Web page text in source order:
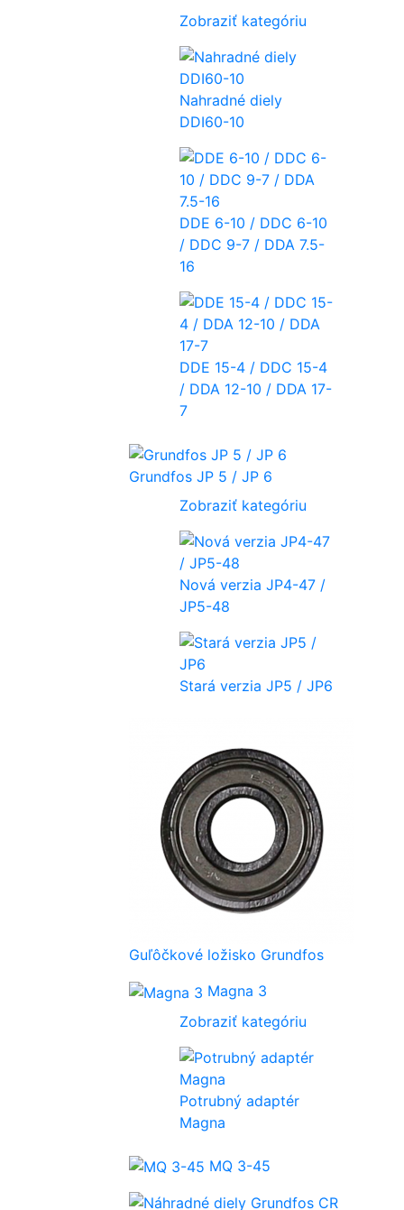
Zobraziť kategóriu
Nahradné diely
DDI60-10
DDE 6-10 / DDC 6-10
/ DDC 9-7 / DDA 7.5-
16
DDE 15-4 / DDC 15-4
/ DDA 12-10 / DDA 17-
7
Grundfos JP 5 / JP 6
Zobraziť kategóriu
Nová verzia JP4-47 /
JP5-48
Stará verzia JP5 / JP6
Guľôčkové ložisko Grundfos
Magna 3
Zobraziť kategóriu
Potrubný adaptér
Magna
MQ 3-45